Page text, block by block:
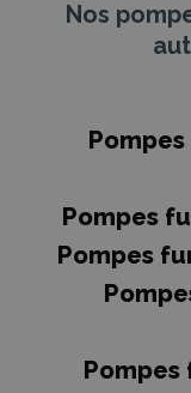
Nos
Pompes
Pompes
Pompes